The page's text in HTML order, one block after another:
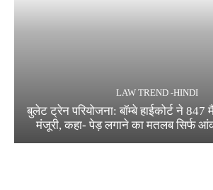
LAW TREND -HINDI
बुलेट ट्रेन परियोजना: बॉम्बे हाईकोर्ट ने 847
मंजूरी, कहा- पेड़ लगाने का मतलब सिर्फ